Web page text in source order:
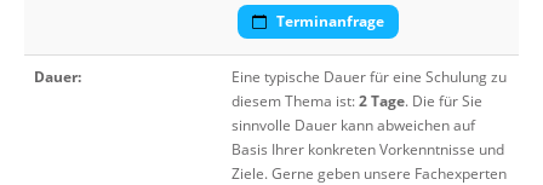
Terminanfrage
Dauer:
Eine typische Dauer für eine Schulung zu
diesem Thema ist:2 Tage. Die für Sie
sinnvolle Dauer kann abweichen auf
Basis Ihrer konkreten Vorkenntnisse und
Ziele. Gerne geben unsere Fachexperten